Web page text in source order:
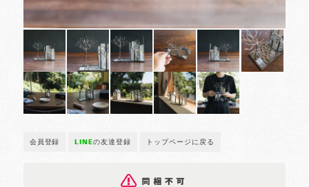
会員登録 LINEの友達登録 トップページに戻る